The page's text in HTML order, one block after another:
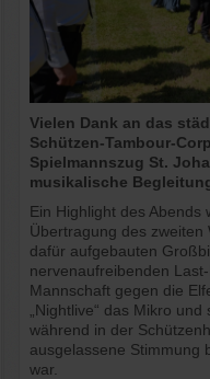
Vielen Dank an das
Schützen-Tambour-
Spielmannszug St.
musikalische
Ein Highlight des Abends
Übertragung des
dafür aufgebauten
nervenaufreibenden
Mannschaft gegen die
„Nightlive“ das Mikro
während in der
ausgelassene Stimmung
war.